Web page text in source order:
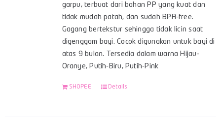
garpu, terbuat dari bahan PP yang kuat dan
tidak mudah patah, dan sudah BPA-free.
Gagang bertekstur sehingga tidak licin saat
digenggam bayi. Cocok digunakan untuk bayi di
atas 9 bulan. Tersedia dalam warna Hijau-
Oranye, Putih-Biru, Putih-Pink
SHOPEE Details